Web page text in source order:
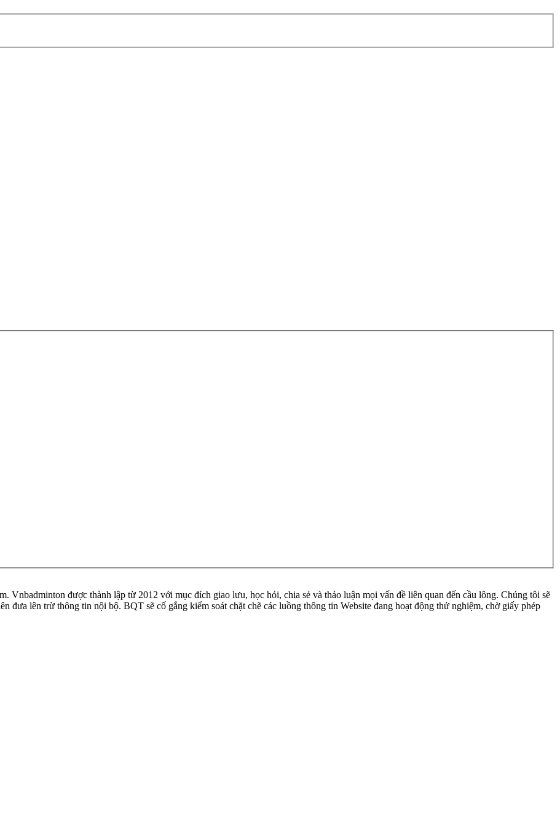
Vnbadminton được thành lập từ 2012 với mục đích giao lưu, học hỏi, chia sẻ và thảo luận mọi vấn đề liên quan đến cầu lông. Chúng tôi sẽ
đưa lên trừ thông tin nội bộ. BQT sẽ cố gắng kiểm soát chặt chẽ các luồng thông tin Website đang hoạt động thử nghiệm, chờ giấy phép